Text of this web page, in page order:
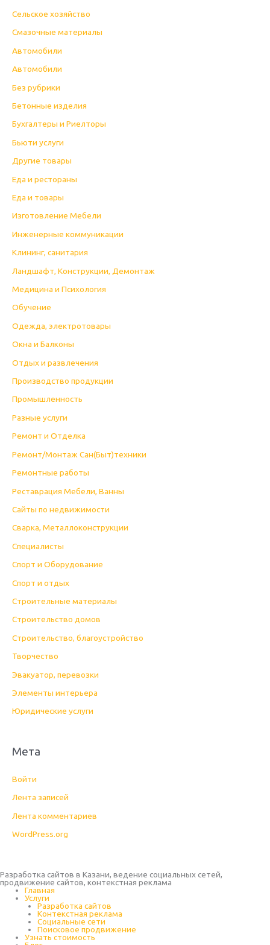
Cельское хозяйство
Cмазочные материалы
Автомобили
Автомобили
Без рубрики
Бетонные изделия
Бухгалтеры и Риелторы
Бьюти услуги
Другие товары
Еда и рестораны
Еда и товары
Изготовление Мебели
Инженерные коммуникации
Клининг, санитария
Ландшафт, Конструкции, Демонтаж
Медицина и Психология
Обучение
Одежда, электротовары
Окна и Балконы
Отдых и развлечения
Производство продукции
Промышленность
Разные услуги
Ремонт и Отделка
Ремонт/Монтаж Сан(Быт)техники
Ремонтные работы
Реставрация Мебели, Ванны
Сайты по недвижимости
Сварка, Металлоконструкции
Специалисты
Спорт и Оборудование
Спорт и отдых
Строительные материалы
Строительство домов
Строительство, благоустройство
Творчество
Эвакуатор, перевозки
Элементы интерьера
Юридические услуги
Мета
Войти
Лента записей
Лента комментариев
WordPress.org
Разработка сайтов в Казани, ведение социальных сетей,
продвижение сайтов, контекстная реклама
Главная
Услуги
Разработка сайтов
Контекстная реклама
Социальные сети
Поисковое продвижение
Узнать стоимость